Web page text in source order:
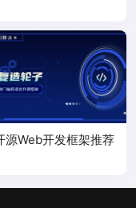
源Web开发框架推荐